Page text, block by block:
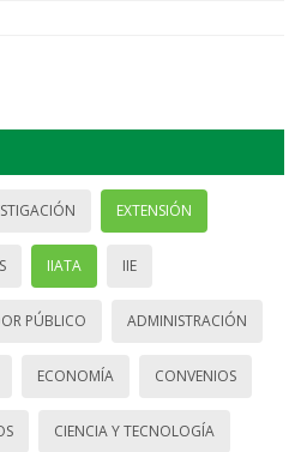
EXTENSIÓN
IIATA IIE
PÚBLICO ADMINISTRACIÓN
ECONOMÍA CONVENIOS
CIENCIA Y TECNOLOGÍA